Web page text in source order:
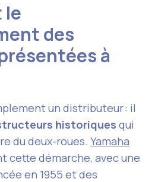
le
des
à
un distributeur : il
historiques qui
du deux-roues. Yamaha
cette démarche, avec une
en 1955 et des